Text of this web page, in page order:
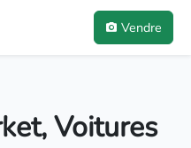
Vendre
Voitures